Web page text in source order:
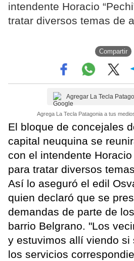
intendente Horacio
tratar diversos temas de
Compartir
Agregar La Tecla
Agrega La Tecla Patagonia a tus
El bloque de concejales
capital neuquina se
con el intendente Horacio
para tratar diversos
Así lo aseguró el edil
quien declaró que se
demandas de parte de
barrio Belgrano. "Los
y estuvimos allí viendo si
los servicios